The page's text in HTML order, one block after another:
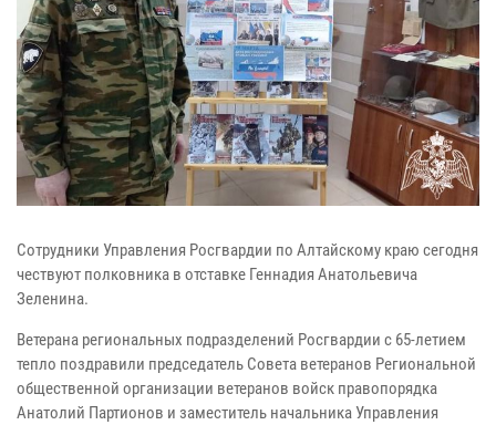
Сотрудники Управления Росгвардии по Алтайскому краю сегодня
чествуют полковника в отставке Геннадия Анатольевича
Зеленина.
Ветерана региональных подразделений Росгвардии с 65-летием
тепло поздравили председатель Совета ветеранов Региональной
общественной организации ветеранов войск правопорядка
Анатолий Партионов и заместитель начальника Управления